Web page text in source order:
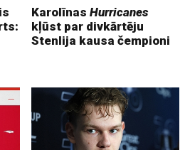
KarolīnasHurricanes
kļūst par divkārtēju
Stenlija kausa čempioni